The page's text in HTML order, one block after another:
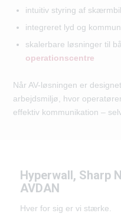
intuitiv styring af
integreret lyd og
skalerbare løsninger til
operationscentre
Når AV-løsningen er
arbejdsmiljø, hvor
effektiv kommunikation –
Hyperwall, Sharp
AVDAN
Hver for sig er vi stærke.